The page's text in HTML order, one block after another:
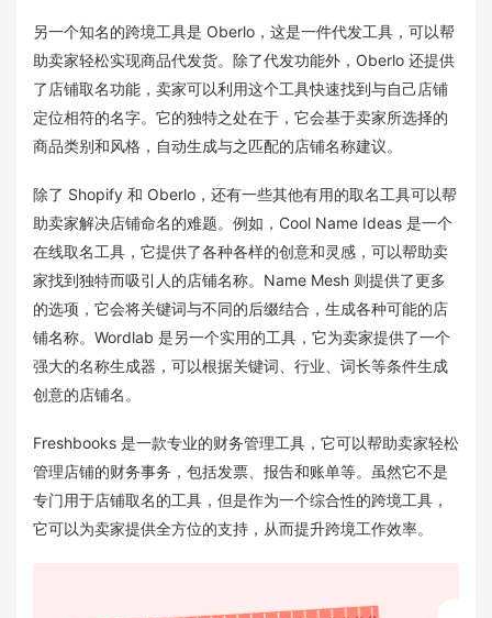
另一个知名的跨境工具是 Oberlo，这是一件代发工具，可以帮
助卖家轻松实现商品代发货。除了代发功能外，Oberlo 还提供
了店铺取名功能，卖家可以利用这个工具快速找到与自己店铺
定位相符的名字。它的独特之处在于，它会基于卖家所选择的
商品类别和风格，自动生成与之匹配的店铺名称建议。
除了 Shopify 和 Oberlo，还有一些其他有用的取名工具可以帮
助卖家解决店铺命名的难题。例如，Cool Name Ideas 是一个
在线取名工具，它提供了各种各样的创意和灵感，可以帮助卖
家找到独特而吸引人的店铺名称。Name Mesh 则提供了更多
的选项，它会将关键词与不同的后缀结合，生成各种可能的店
铺名称。Wordlab 是另一个实用的工具，它为卖家提供了一个
强大的名称生成器，可以根据关键词、行业、词长等条件生成
创意的店铺名。
Freshbooks 是一款专业的财务管理工具，它可以帮助卖家轻松
管理店铺的财务事务，包括发票、报告和账单等。虽然它不是
专门用于店铺取名的工具，但是作为一个综合性的跨境工具，
它可以为卖家提供全方位的支持，从而提升跨境工作效率。